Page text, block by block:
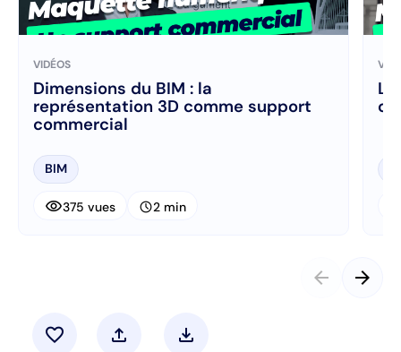
VIDÉOS
Dimensions du BIM : la
représentation 3D comme support
commercial
BIM
visibility375 vues schedule2 min
arrow_back arrow_forward
favorite upload download